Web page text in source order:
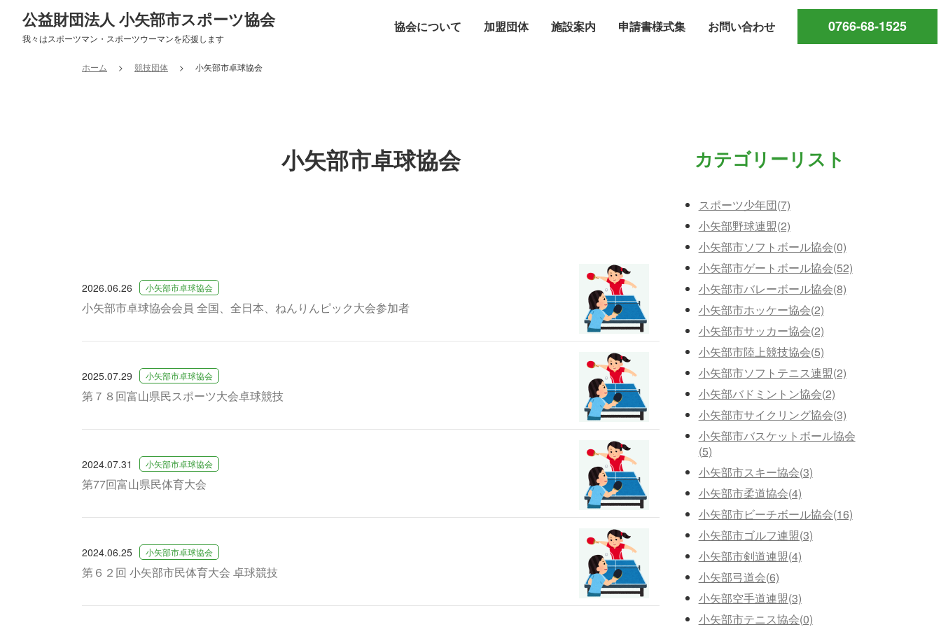
公益財団法人 小矢部市スポーツ協会
我々はスポーツマン・スポーツウーマンを応援します
協会について 加盟団体 施設案内 申請書様式集 お問い合わせ 0766-68-1525
ホーム 競技団体 小矢部市卓球協会
小矢部市卓球協会
2026.06.26 小矢部市卓球協会
小矢部市卓球協会会員 全国、全日本、ねんりんピック大会参加者
2025.07.29 小矢部市卓球協会
第７８回富山県民スポーツ大会卓球競技
2024.07.31 小矢部市卓球協会
第77回富山県民体育大会
2024.06.25 小矢部市卓球協会
第６２回 小矢部市民体育大会 卓球競技
カテゴリーリスト
スポーツ少年団(7)
小矢部野球連盟(2)
小矢部市ソフトボール協会(0)
小矢部市ゲートボール協会(52)
小矢部市バレーボール協会(8)
小矢部市ホッケー協会(2)
小矢部市サッカー協会(2)
小矢部市陸上競技協会(5)
小矢部市ソフトテニス連盟(2)
小矢部バドミントン協会(2)
小矢部市サイクリング協会(3)
小矢部市バスケットボール協会
(5)
小矢部市スキー協会(3)
小矢部市柔道協会(4)
小矢部市ビーチボール協会(16)
小矢部市ゴルフ連盟(3)
小矢部市剣道連盟(4)
小矢部弓道会(6)
小矢部空手道連盟(3)
小矢部市テニス協会(0)